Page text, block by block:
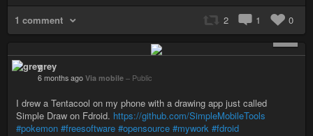
1 comment 2 1
0
grey
6 months ago Via mobile – Public
I drew a Tentacool on my phone with a drawing app just called
Simple Draw on Fdroid. https://github.com/SimpleMobileTools
#pokemon #freesoftware #opensource #mywork #fdroid